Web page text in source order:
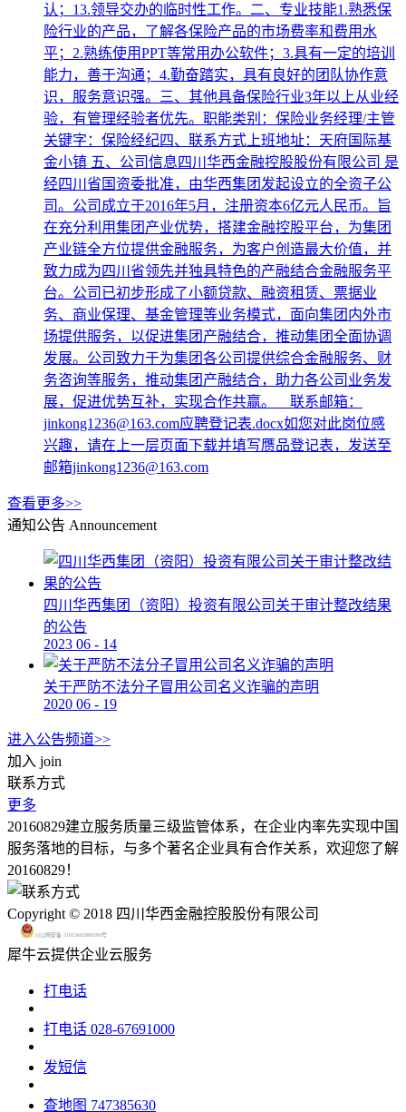
认；13.领导交办的临时性工作。二、专业技能1.熟悉保
险行业的产品，了解各保险产品的市场费率和费用水
平；2.熟练使用PPT等常用办公软件；3.具有一定的培训
能力，善于沟通；4.勤奋踏实，具有良好的团队协作意
识，服务意识强。三、其他具备保险行业3年以上从业经
验，有管理经验者优先。职能类别：保险业务经理/主管
关键字：保险经纪四、联系方式上班地址：天府国际基
金小镇 五、公司信息四川华西金融控股股份有限公司 是
经四川省国资委批准，由华西集团发起设立的全资子公
司。公司成立于2016年5月，注册资本6亿元人民币。旨
在充分利用集团产业优势，搭建金融控股平台，为集团
产业链全方位提供金融服务，为客户创造最大价值，并
致力成为四川省领先并独具特色的产融结合金融服务平
台。公司已初步形成了小额贷款、融资租赁、票据业
务、商业保理、基金管理等业务模式，面向集团内外市
场提供服务，以促进集团产融结合，推动集团全面协调
发展。公司致力于为集团各公司提供综合金融服务、财
务咨询等服务，推动集团产融结合，助力各公司业务发
展，促进优势互补，实现合作共赢。 联系邮箱：
jinkong1236@163.com应聘登记表.docx如您对此岗位感
兴趣，请在上一层页面下载并填写赝品登记表，发送至
邮箱jinkong1236@163.com
查看更多>>
通知公告 Announcement
四川华西集团（资阳）投资有限公司关于审计整改结果
的公告
2023 06 - 14
关于严防不法分子冒用公司名义诈骗的声明
2020 06 - 19
进入公告频道>>
加入 join
联系方式
更多
20160829建立服务质量三级监管体系，在企业内率先实现中国
服务落地的目标，与多个著名企业具有合作关系，欢迎您了解
20160829！
Copyright © 2018 四川华西金融控股股份有限公司
川公网安备 51015602000580号
犀牛云提供企业云服务
打电话
打电话 028-67691000
发短信
查地图 747385630